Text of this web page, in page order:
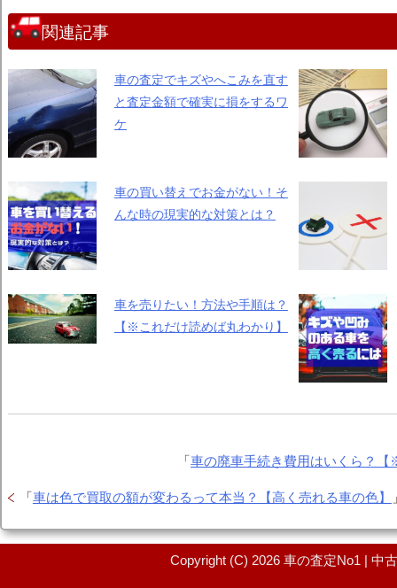
関連記事
車の査定でキズやへこみを直す
と査定金額で確実に損をするワ
ケ
車の買い替えでお金がない！そ
んな時の現実的な対策とは？
車を売りたい！方法や手順は？
【※これだけ読めば丸わかり】
「車の廃車手続き費用はいくら？
「 車は色で買取の額が変わるって本当？【高く売れる車の色】
Copyright (C) 2026 車の査定No1 | 中